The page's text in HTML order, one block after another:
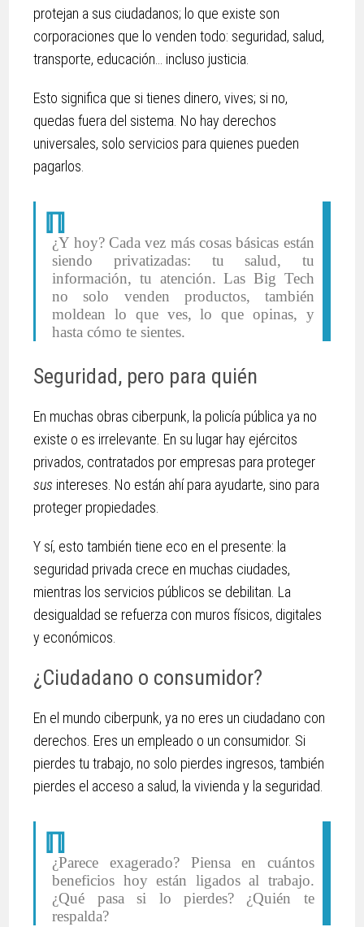
protejan a sus ciudadanos; lo que existe son
corporaciones que lo venden todo: seguridad, salud,
transporte, educación… incluso justicia.
Esto significa que si tienes dinero, vives; si no,
quedas fuera del sistema. No hay derechos
universales, solo servicios para quienes pueden
pagarlos.
¿Y hoy? Cada vez más cosas básicas están
siendo privatizadas: tu salud, tu
información, tu atención. Las Big Tech
no solo venden productos, también
moldean lo que ves, lo que opinas, y
hasta cómo te sientes.
Seguridad, pero para quién
En muchas obras ciberpunk, la policía pública ya no
existe o es irrelevante. En su lugar hay ejércitos
privados, contratados por empresas para proteger
sus intereses. No están ahí para ayudarte, sino para
proteger propiedades.
Y sí, esto también tiene eco en el presente: la
seguridad privada crece en muchas ciudades,
mientras los servicios públicos se debilitan. La
desigualdad se refuerza con muros físicos, digitales
y económicos.
¿Ciudadano o consumidor?
En el mundo ciberpunk, ya no eres un ciudadano con
derechos. Eres un empleado o un consumidor. Si
pierdes tu trabajo, no solo pierdes ingresos, también
pierdes el acceso a salud, la vivienda y la seguridad.
¿Parece exagerado? Piensa en cuántos
beneficios hoy están ligados al trabajo.
¿Qué pasa si lo pierdes? ¿Quién te
respalda?